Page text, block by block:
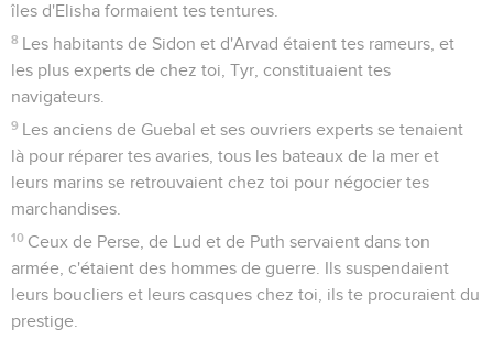
îles d'Elisha formaient tes tentures.
8 Les habitants de Sidon et d'Arvad étaient tes rameurs, et
les plus experts de chez toi, Tyr, constituaient tes
navigateurs.
9 Les anciens de Guebal et ses ouvriers experts se tenaient
là pour réparer tes avaries, tous les bateaux de la mer et
leurs marins se retrouvaient chez toi pour négocier tes
marchandises.
10 Ceux de Perse, de Lud et de Puth servaient dans ton
armée, c'étaient des hommes de guerre. Ils suspendaient
leurs boucliers et leurs casques chez toi, ils te procuraient du
prestige.